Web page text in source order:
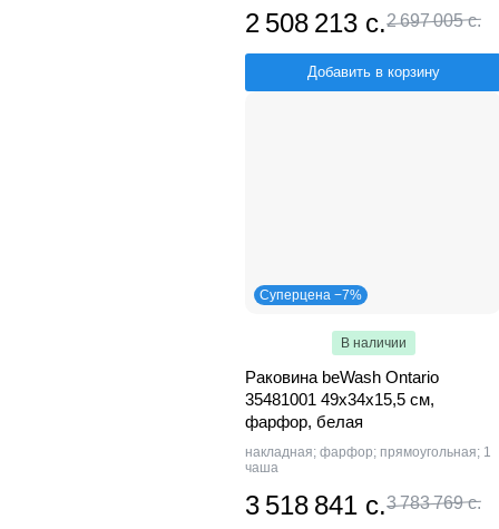
2 508 213 с.2 697 005 с.
Добавить в корзину
Суперцена −7%
В наличии
Раковина beWash Ontario
35481001 49х34х15,5 см,
фарфор, белая
накладная; фарфор; прямоугольная; 1
чаша
3 518 841 с.3 783 769 с.